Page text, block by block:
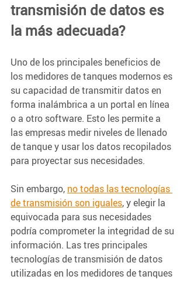
transmisión de datos es
la más adecuada?
Uno de los principales beneficios de
los medidores de tanques modernos es
su capacidad de transmitir datos en
forma inalámbrica a un portal en línea
o a otro software. Esto les permite a
las empresas medir niveles de llenado
de tanque y usar los datos recopilados
para proyectar sus necesidades.
Sin embargo, no todas las tecnologías
de transmisión son iguales, y elegir la
equivocada para sus necesidades
podría comprometer la integridad de su
información. Las tres principales
tecnologías de transmisión de datos
utilizadas en los medidores de tanques